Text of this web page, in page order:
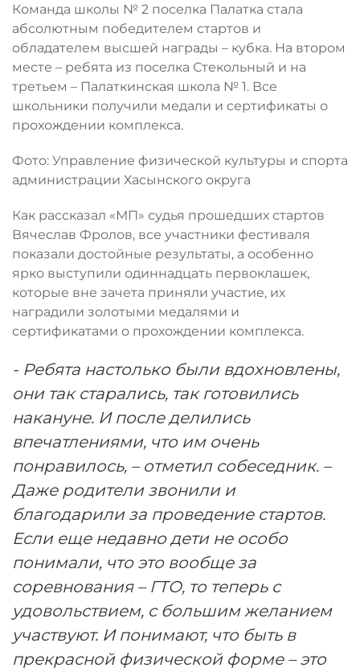
Команда школы № 2 поселка Палатка стала
абсолютным победителем стартов и
обладателем высшей награды – кубка. На втором
месте – ребята из поселка Стекольный и на
третьем – Палаткинская школа № 1. Все
школьники получили медали и сертификаты о
прохождении комплекса.
Фото: Управление физической культуры и спорта
администрации Хасынского округа
Как рассказал «МП» судья прошедших стартов
Вячеслав Фролов, все участники фестиваля
показали достойные результаты, а особенно
ярко выступили одиннадцать первоклашек,
которые вне зачета приняли участие, их
наградили золотыми медалями и
сертификатами о прохождении комплекса.
- Ребята настолько были вдохновлены,
они так старались, так готовились
накануне. И после делились
впечатлениями, что им очень
понравилось, – отметил собеседник. –
Даже родители звонили и
благодарили за проведение стартов.
Если еще недавно дети не особо
понимали, что это вообще за
соревнования – ГТО, то теперь с
удовольствием, с большим желанием
участвуют. И понимают, что быть в
прекрасной физической форме – это